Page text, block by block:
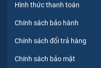
Hình thức thanh toán
Chính sách bảo hành
Chính sách đổi trả hàng
Chính sách bảo mật